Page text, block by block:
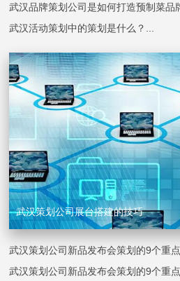
武汉品牌策划公司是如何打造预制菜品
武汉活动策划中的策划是什么？...
武汉策划公司展台搭建的技巧
武汉策划公司新品发布会策划的9个重
武汉策划公司新品发布会策划的9个重